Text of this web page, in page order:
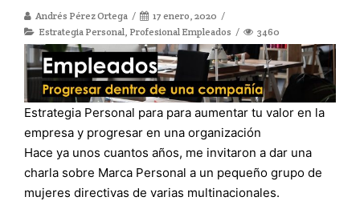
Andrés Pérez Ortega
17 enero, 2020
Estrategia Personal, Profesional Empleados 3460
Estrategia Personal para para aumentar tu valor en la
empresa y progresar en una organización
Hace ya unos cuantos años, me invitaron a dar una
charla sobre Marca Personal a un pequeño grupo de
mujeres directivas de varias multinacionales.